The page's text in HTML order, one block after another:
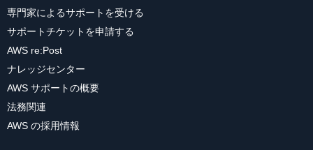
専門家によるサポートを受ける
サポートチケットを申請する
AWS re:Post
ナレッジセンター
AWS サポートの概要
法務関連
AWS の採用情報